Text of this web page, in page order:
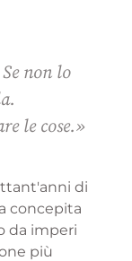
non lo
le cose.»
di
concepita
da imperi
più